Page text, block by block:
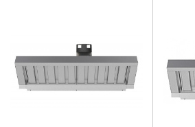
Выберите количество: